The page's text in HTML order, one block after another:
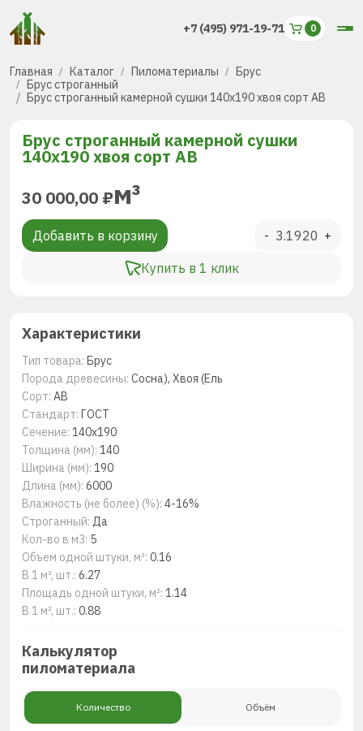
+7 (495) 971-19-71
Главная Каталог Пиломатериалы
Брус
Брус строганный
Брус строганный камерной сушки 140х190 хвоя сорт AB
Брус строганный камерной сушки
140х190 хвоя сорт AB
30 000,00 ₽м³
Добавить в корзину
Купить в 1 клик
- +
Характеристики
Тип товара: Брус
Порода древесины: Сосна), Хвоя (Ель
Сорт: AB
Стандарт: ГОСТ
Сечение: 140х190
Толщина (мм): 140
Ширина (мм): 190
Длина (мм): 6000
Влажность (не более) (%): 4-16%
Строганный: Да
Кол-во в м3: 5
Объем одной штуки, м³: 0.16
В 1 м³, шт.: 6.27
Площадь одной штуки, м²: 1.14
В 1 м², шт.: 0.88
Калькулятор
пиломатериала
Количество Объём